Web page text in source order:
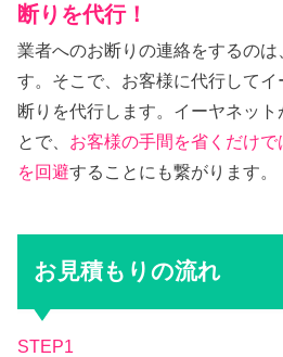
断りを代行！
業者へのお断りの連絡をするの
す。そこで、お客様に代行して
断りを代行します。イーヤネット
とで、 お客様の手間を省くだけ
を回避することにも繋がります。
お見積もりの流れ
STEP1